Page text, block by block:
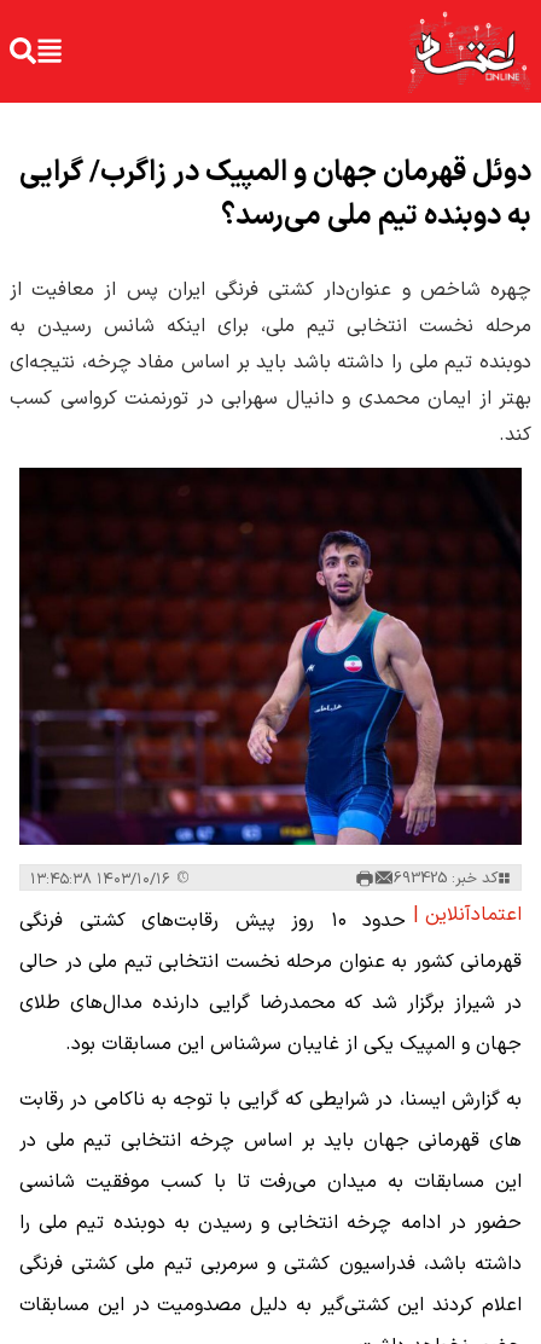
دوئل قهرمان جهان و المپیک در زاگرب/ گرایی
به دوبنده تیم ملی می‌رسد؟
چهره شاخص و عنوان‌دار کشتی فرنگی ایران پس از معافیت از
مرحله نخست انتخابی تیم ملی، برای اینکه شانس رسیدن به
دوبنده تیم ملی را داشته باشد باید بر اساس مفاد چرخه، نتیجه‌ای
بهتر از ایمان محمدی و دانیال سهرابی در تورنمنت کرواسی کسب
کند.
کد خبر: 693425
اعتمادآنلاین |
حدود ۱۰ روز پیش رقابت‌های کشتی فرنگی
قهرمانی کشور به عنوان مرحله نخست انتخابی تیم ملی در حالی
در شیراز برگزار شد که محمدرضا گرایی دارنده مدال‌های طلای
جهان و المپیک یکی از غایبان سرشناس این مسابقات بود.
به گزارش ایسنا، در شرایطی که گرایی با توجه به ناکامی در رقابت
های قهرمانی جهان باید بر اساس چرخه انتخابی تیم ملی در
این مسابقات به میدان می‌رفت تا با کسب موفقیت شانسی
حضور در ادامه چرخه انتخابی و رسیدن به دوبنده تیم ملی را
داشته باشد، فدراسیون کشتی و سرمربی تیم ملی کشتی فرنگی
اعلام کردند این کشتی‌گیر به دلیل مصدومیت در این مسابقات